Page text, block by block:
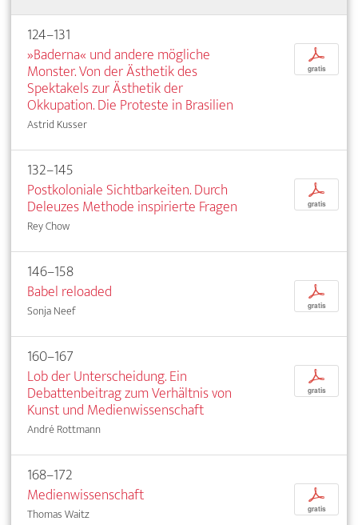
124–131
»Baderna« und andere mögliche
Monster. Von der Ästhetik des
Spektakels zur Ästhetik der
Okkupation. Die Proteste in Brasilien
Astrid Kusser
p
gratis
132–145
Postkoloniale Sichtbarkeiten. Durch
Deleuzes Methode inspirierte Fragen
Rey Chow
p
gratis
146–158
Babel reloaded
Sonja Neef
p
gratis
160–167
Lob der Unterscheidung. Ein
Debattenbeitrag zum Verhältnis von
Kunst und Medienwissenschaft
André Rottmann
p
gratis
168–172
Medienwissenschaft
Thomas Waitz
p
gratis